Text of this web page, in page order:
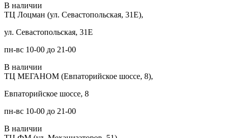
В наличии
ТЦ Лоцман (ул. Севастопольская, 31Е),
ул. Севастопольская, 31Е
пн-вс 10-00 до 21-00
В наличии
ТЦ МЕГАНОМ (Евпаторийское шоссе, 8),
Евпаторийское шоссе, 8
пн-вс 10-00 до 21-00
В наличии